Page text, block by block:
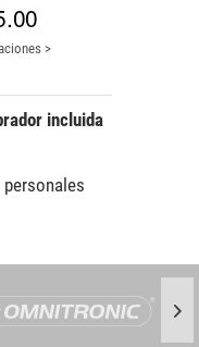
>
incluida